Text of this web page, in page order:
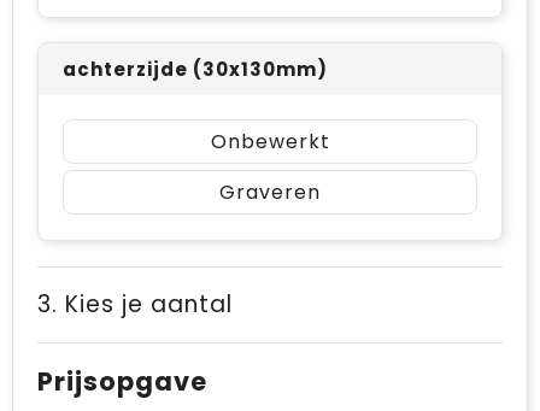
achterzijde (30x130mm)
Onbewerkt
Graveren
3. Kies je aantal
Prijsopgave